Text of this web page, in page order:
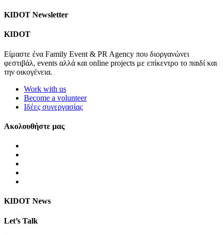
KIDOT Newsletter
KIDOT
Είμαστε ένα Family Event & PR Agency που διοργανώνει
φεστιβάλ, events αλλά και online projects με επίκεντρο το παιδί και
την οικογένεια.
Work with us
Become a volunteer
Ιδέες συνεργασίας
Ακολουθήστε μας
KIDOT News
Let’s Talk